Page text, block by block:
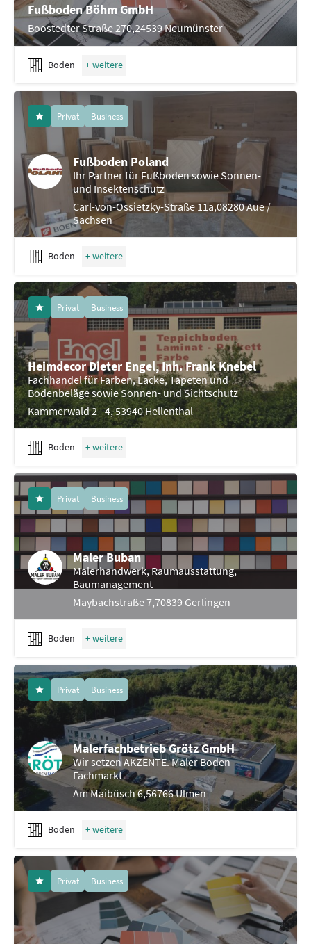
Fußboden Böhm GmbH
Boostedter Straße 270,24539 Neumünster
Boden
Fußboden Poland
Ihr Partner für Fußboden sowie Sonnen-
und Insektenschutz
Carl-von-Ossietzky-Straße 11a,08280 Aue /
Sachsen
Privat Business
Boden
Heimdecor Dieter Engel, Inh. Frank Knebel
Fachhandel für Farben, Lacke, Tapeten und
Bodenbeläge sowie Sonnen- und Sichtschutz
Kammerwald 2 - 4, 53940 Hellenthal
Privat Business
Boden
Maler Buban
Malerhandwerk, Raumausstattung,
Baumanagement
Maybachstraße 7,70839 Gerlingen
Privat Business
Boden
Malerfachbetrieb Grötz GmbH
Wir setzen AKZENTE. Maler Boden
Fachmarkt
Am Maibüsch 6,56766 Ulmen
Privat Business
Boden
Privat Business